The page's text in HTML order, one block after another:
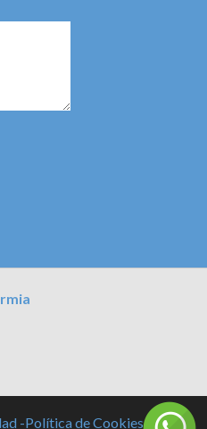
-Política de Cookies -